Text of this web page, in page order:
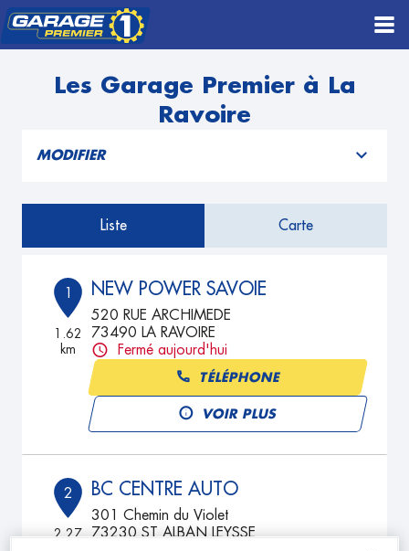
Les Garage Premier à La
Ravoire
MODIFIER
Liste Carte
1
1.62
km
NEW POWER SAVOIE
520 RUE ARCHIMEDE
73490 LA RAVOIRE
Fermé aujourd'hui
TÉLÉPHONE
VOIR PLUS
2
2.27
BC CENTRE AUTO
301 Chemin du Violet
73230 ST ALBAN LEYSSE